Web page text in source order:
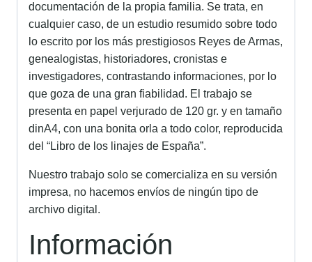
documentación de la propia familia. Se trata, en
cualquier caso, de un estudio resumido sobre todo
lo escrito por los más prestigiosos Reyes de Armas,
genealogistas, historiadores, cronistas e
investigadores, contrastando informaciones, por lo
que goza de una gran fiabilidad. El trabajo se
presenta en papel verjurado de 120 gr. y en tamaño
dinA4, con una bonita orla a todo color, reproducida
del “Libro de los linajes de España”.
Nuestro trabajo solo se comercializa en su versión
impresa, no hacemos envíos de ningún tipo de
archivo digital.
Información